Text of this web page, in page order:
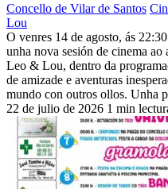
Concello de Vilar de Santos
Lou
O venres 14 de agosto, ás
unha nova sesión de cinema
Leo & Lou, dentro da
de amizade e aventuras
mundo con outros ollos. Unha
22 de julio de 2026 1 min